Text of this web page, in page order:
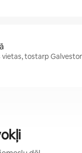
tostarp